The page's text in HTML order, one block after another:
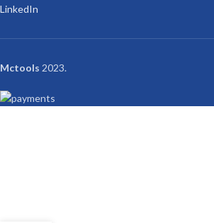
LinkedIn
Mctools 2023.